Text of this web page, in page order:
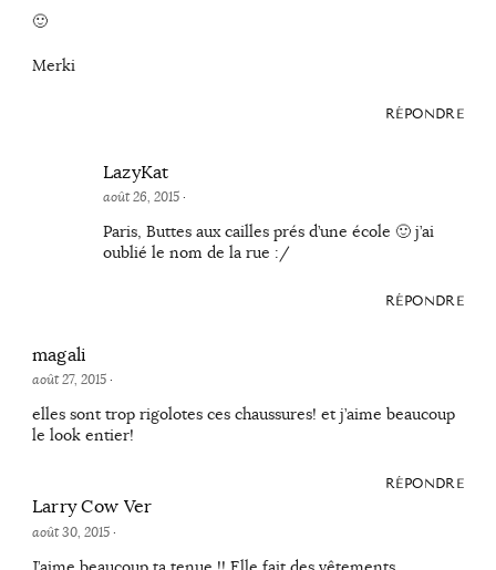
🙂
Merki
RÉPONDRE
LazyKat
août 26, 2015·
Paris, Buttes aux cailles prés d’une école 🙂 j’ai
oublié le nom de la rue :/
RÉPONDRE
magali
août 27, 2015·
elles sont trop rigolotes ces chaussures! et j’aime beaucoup
le look entier!
RÉPONDRE
Larry Cow Ver
août 30, 2015·